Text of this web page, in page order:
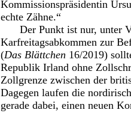
Kommissionspräsidentin
echte Zähne.“
Der Punkt ist nur, unter
Karfreitagsabkommen zur
(Das Blättchen 16/2019)
Republik Irland ohne
Zollgrenze zwischen der
Dagegen laufen die
gerade dabei, einen neuen